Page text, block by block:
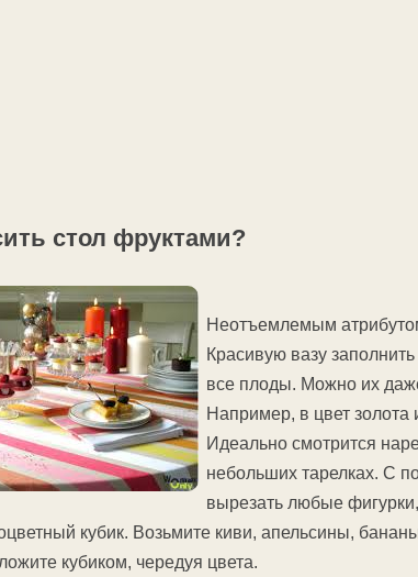
стол фруктами?
Неотъемлемым
Красивую вазу
все плоды. Можно их
Например, в цвет золота
Идеально смотрится
небольших тарелках. С
вырезать любые
кубик. Возьмите киви, апельсины,
кубиком, чередуя цвета.